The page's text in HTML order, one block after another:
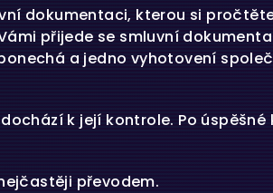
dokumentaci, kterou si
přijede se smluvní
a jedno vyhotovení
k její kontrole. Po úspěšné
převodem.